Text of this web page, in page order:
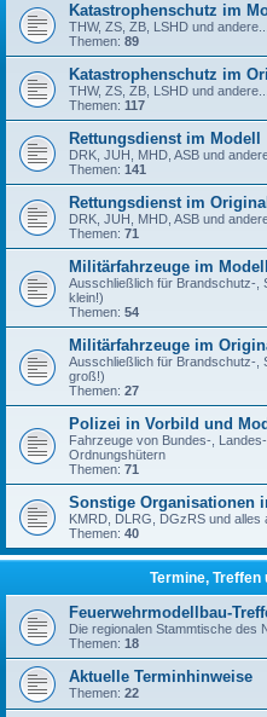
Katastrophenschutz im
THW, ZS, ZB, LSHD und
Themen: 89
Katastrophenschutz im
THW, ZS, ZB, LSHD und
Themen: 117
Rettungsdienst im Modell
DRK, JUH, MHD, ASB und
Themen: 141
Rettungsdienst im Original
DRK, JUH, MHD, ASB und
Themen: 71
Militärfahrzeuge im Modell
Ausschließlich für Brandschutz-,
klein!)
Themen: 54
Militärfahrzeuge im
Ausschließlich für Brandschutz-,
groß!)
Themen: 27
Polizei in Vorbild und
Fahrzeuge von Bundes-,
Ordnungshütern
Themen: 71
Sonstige Organisationen
KMRD, DLRG, DGzRS und alles
Themen: 40
Termine,
Feuerwehrmodellbau-
Die regionalen Stammtische des
Themen: 18
Aktuelle Terminhinweise
Themen: 22